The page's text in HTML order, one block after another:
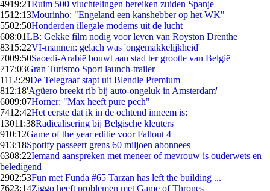
4919:21Ruim 500 vluchtelingen bereiken zuiden Spanje
1512:13Mourinho: "Engeland een kanshebber op het WK"
5502:50Honderden illegale modems uit de lucht
608:01LB: Gekke film nodig voor leven van Royston Drenthe
8315:22VI-mannen: gelach was 'ongemakkelijkheid'
7009:50Saoedi-Arabië bouwt aan stad ter grootte van België
717:03Gran Turismo Sport launch-trailer
1112:29De Telegraaf stapt uit Blendle Premium
812:18'Agüero breekt rib bij auto-ongeluk in Amsterdam'
6009:07Horner: "Max heeft pure pech"
7412:42Het eerste dat ik in de ochtend inneem is:
13011:38Radicalisering bij Belgische kleuters
910:12Game of the year editie voor Fallout 4
913:18Spotify passeert grens 60 miljoen abonnees
6308:22Iemand aanspreken met meneer of mevrouw is ouderwets en
beledigend
2902:53Fun met Funda #65 Tarzan has left the building ...
7623:14Ziggo heeft problemen met Game of Thrones